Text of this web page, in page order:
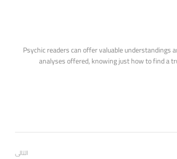
Psychic readers can offer valuable
analyses offered, knowing just how to find a
التالى